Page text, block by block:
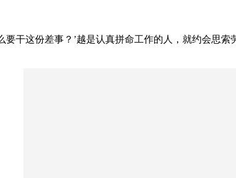
要干这份差事？’越是认真拼命工作的人，就约会